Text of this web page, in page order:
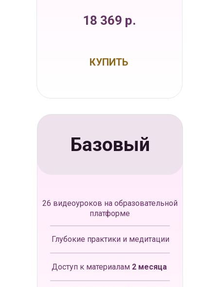
18 369 р.
26 видеоуроков на образовательной
платформе
Глубокие практики и медитации
Доступ к материалам 2 месяца
Базовый
КУПИТЬ